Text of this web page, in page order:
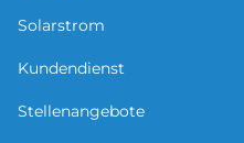
Solarstrom
Kundendienst
Stellenangebote